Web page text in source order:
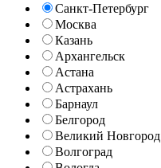
Санкт-Петербург
Москва
Казань
Архангельск
Астана
Астрахань
Барнаул
Белгород
Великий Новгород
Волгоград